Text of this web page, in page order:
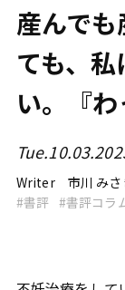
産んで
ても、
い。『わ
Writer 市川 みさ
書評
書評コラ